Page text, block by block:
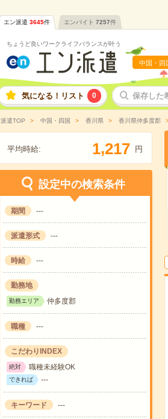
エン派遣 3645件 エンバイト 7257件
ちょうど良いワークライフバランスが叶う
中国・四
気になる！リスト 0 保存した
派遣TOP 中国・四国 香川県 香川県仲多度郡
平均時給: 1,217 円
設定中の検索条件
期間 ---
派遣形式 ---
時給 ---
勤務地
勤務エリア 仲多度郡
職種 ---
こだわりINDEX
絶対 職種未経験OK
できれば ---
キーワード ---